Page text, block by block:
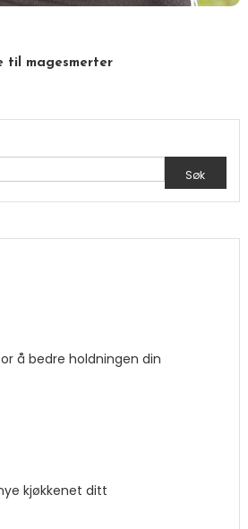
til magesmerter
Søk
å bedre holdningen din
kjøkkenet ditt